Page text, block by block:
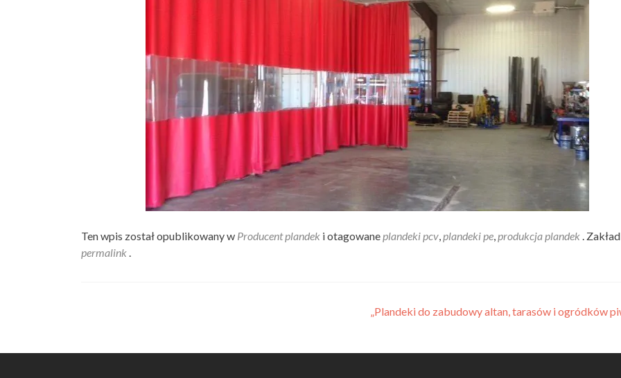
Ten wpis został opublikowany w Producent plandek i otagowaneplandeki pcv,plandeki pe,produkcja plandek .
permalink .
„Plandeki do zabudowy altan, tarasów i ogródków